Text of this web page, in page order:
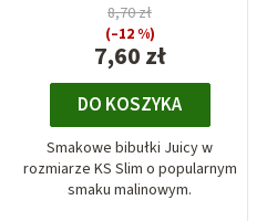
7,60 zł
8,70 zł
(–12 %)
DO KOSZYKA
Smakowe bibułki Juicy w
rozmiarze KS Slim o popularnym
smaku malinowym.